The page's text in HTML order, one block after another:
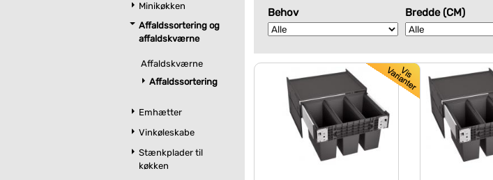
Minikøkken
Affaldssortering og
affaldskværne
Affaldskværne
Affaldssortering
Emhætter
Vinkøleskabe
Stænkplader til
køkken
Behov Bredde (CM)